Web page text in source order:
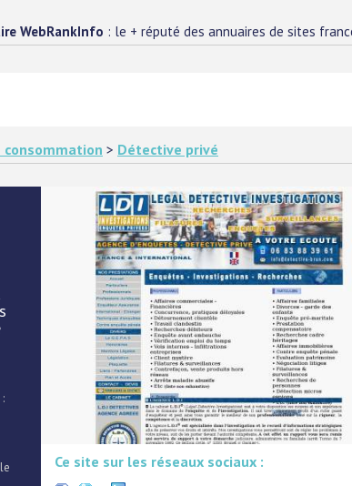
WebRankInfo : le + réputé des annuaires de sites
> Détective privé
Ce site sur les réseaux sociaux :